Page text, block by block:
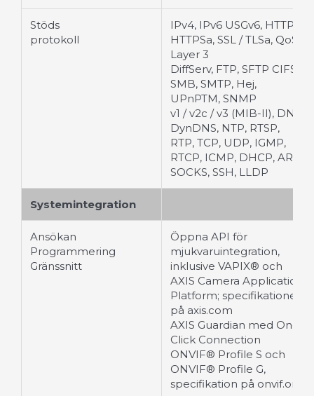
Stöds
protokoll
IPv4, IPv6 USGv6, HTTP,
HTTPSa, SSL / TLSa, QoS
Layer 3
DiffServ, FTP, SFTP CIFS /
SMB, SMTP, Hej,
UPnPTM, SNMP
v1 / v2c / v3 (MIB-II), DNS,
DynDNS, NTP, RTSP,
RTP, TCP, UDP, IGMP,
RTCP, ICMP, DHCP, ARP,
SOCKS, SSH, LLDP
Systemintegration
Ansökan
Programmering
Gränssnitt
Öppna API för
mjukvaruintegration,
inklusive VAPIX® och
AXIS Camera Application
Platform; specifikationer
på axis.com
AXIS Guardian med One-
Click Connection
ONVIF® Profile S och
ONVIF® Profile G,
specifikation på onvif.org